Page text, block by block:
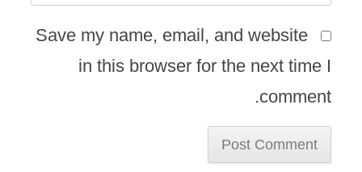
Save my name, email, and website
in this browser for the next time I
comment.